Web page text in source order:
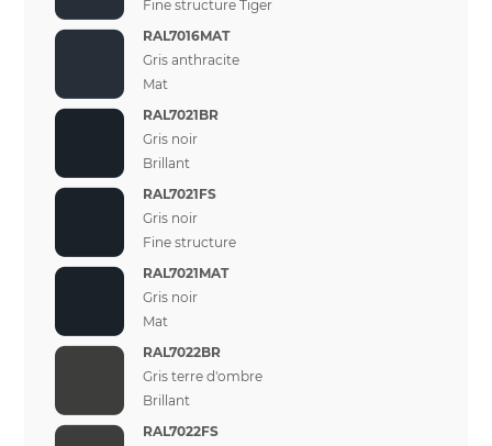
Fine structure Tiger
RAL7016MAT
Gris anthracite
Mat
RAL7021BR
Gris noir
Brillant
RAL7021FS
Gris noir
Fine structure
RAL7021MAT
Gris noir
Mat
RAL7022BR
Gris terre d'ombre
Brillant
RAL7022FS